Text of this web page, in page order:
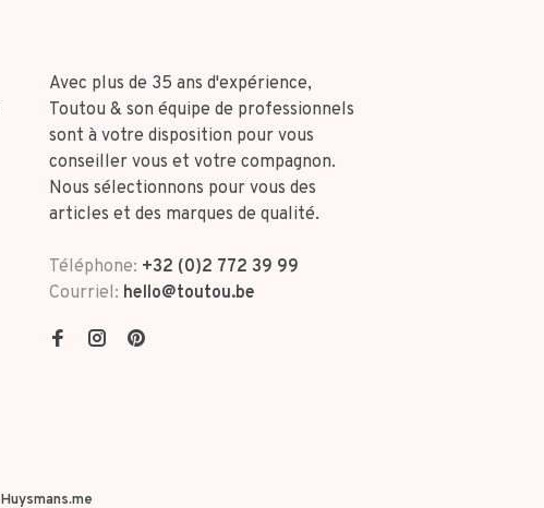
Avec plus de 35 ans d'expérience,
Toutou & son équipe de professionnels
sont à votre disposition pour vous
conseiller vous et votre compagnon.
Nous sélectionnons pour vous des
articles et des marques de qualité.
Téléphone: +32 (0)2 772 39 99
Courriel: hello@toutou.be
Huysmans.me